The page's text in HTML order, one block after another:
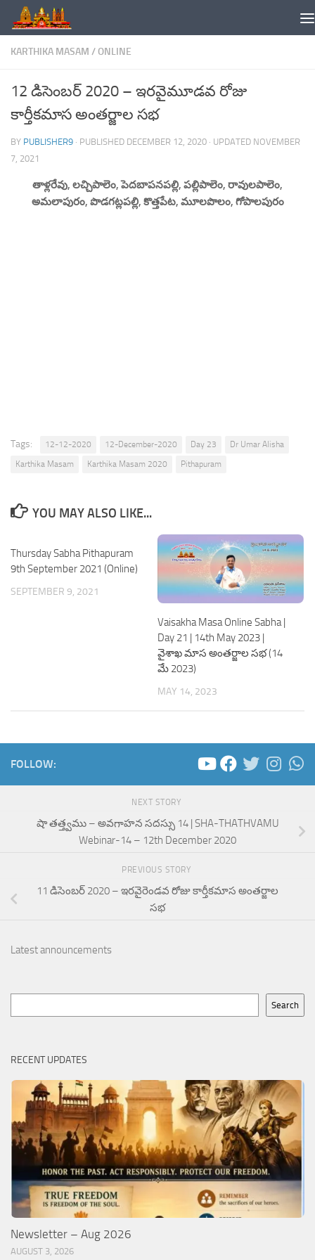
Skip to content
KARTHIKA MASAM /ONLINE
12 డిసెంబర్ 2020 – ఇరవైమూడవ రోజు
కార్తీకమాస అంతర్జాల సభ
BY PUBLISHER9 · PUBLISHED DECEMBER 12, 2020 · UPDATED NOVEMBER
7, 2021
తాళ్లరేవు, లచ్చిపాలెం, పెదబాపనపల్లి, పల్లిపాలెం, రావులపాలెం,
అమలాపురం, పొడగట్లపల్లి, కొత్తపేట, మూలపొలం, గోపాలపురం
Tags: 12-12-2020 12-December-2020 Day 23
Dr Umar Alisha
Karthika Masam
Karthika Masam 2020 Pithapuram
YOU MAY ALSO LIKE...
Thursday Sabha Pithapuram
9th September 2021 (Online)
SEPTEMBER 9, 2021
Vaisakha Masa Online Sabha |
Day 21 | 14th May 2023 |
వైశాఖ మాస అంతర్జాల సభ (14
మే 2023)
MAY 14, 2023
FOLLOW:
NEXT STORY
షా తత్త్వము – అవగాహన సదస్సు 14 | SHA-THATHVAMU
Webinar-14 – 12th December 2020
PREVIOUS STORY
11 డిసెంబర్ 2020 – ఇరవైరెండవ రోజు కార్తీకమాస అంతర్జాల
సభ
Latest announcements
Search
RECENT UPDATES
Newsletter – Aug 2026
AUGUST 3, 2026